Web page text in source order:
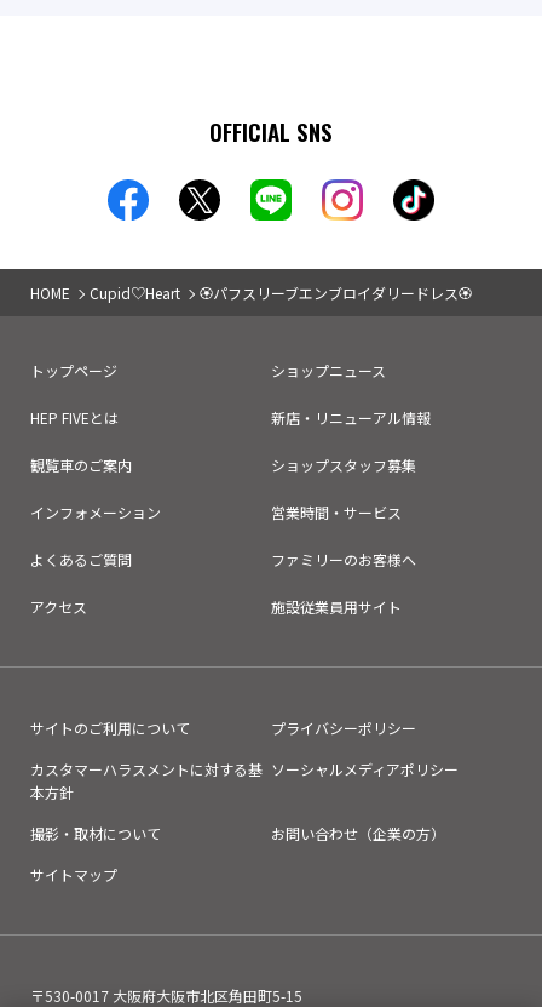
OFFICIAL SNS
HOME Cupid♡Heart 🏵️パフスリーブエンブロイダリードレス🏵️
トップページ ショップニュース
HEP FIVEとは 新店・リニューアル情報
観覧車のご案内 ショップスタッフ募集
インフォメーション 営業時間・サービス
よくあるご質問 ファミリーのお客様へ
アクセス 施設従業員用サイト
サイトのご利用について
プライバシーポリシー
カスタマーハラスメントに対する基
本方針
ソーシャルメディアポリシー
撮影・取材について
お問い合わせ（企業の方）
サイトマップ
〒530-0017 大阪府大阪市北区角田町5-15